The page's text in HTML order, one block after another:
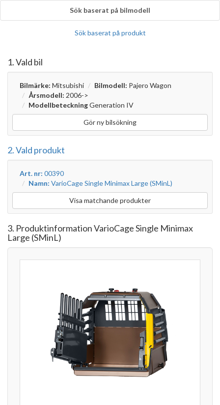
Sök baserat på bilmodell
Sök baserat på produkt
1. Vald bil
Bilmärke: Mitsubishi Bilmodell: Pajero Wagon
Årsmodell: 2006->
ModellbeteckningGeneration IV
Gör ny bilsökning
2. Vald produkt
Art. nr: 00390
Namn: VarioCage Single Minimax Large (SMinL)
Visa matchande produkter
3. Produktinformation VarioCage Single Minimax
Large (SMinL)